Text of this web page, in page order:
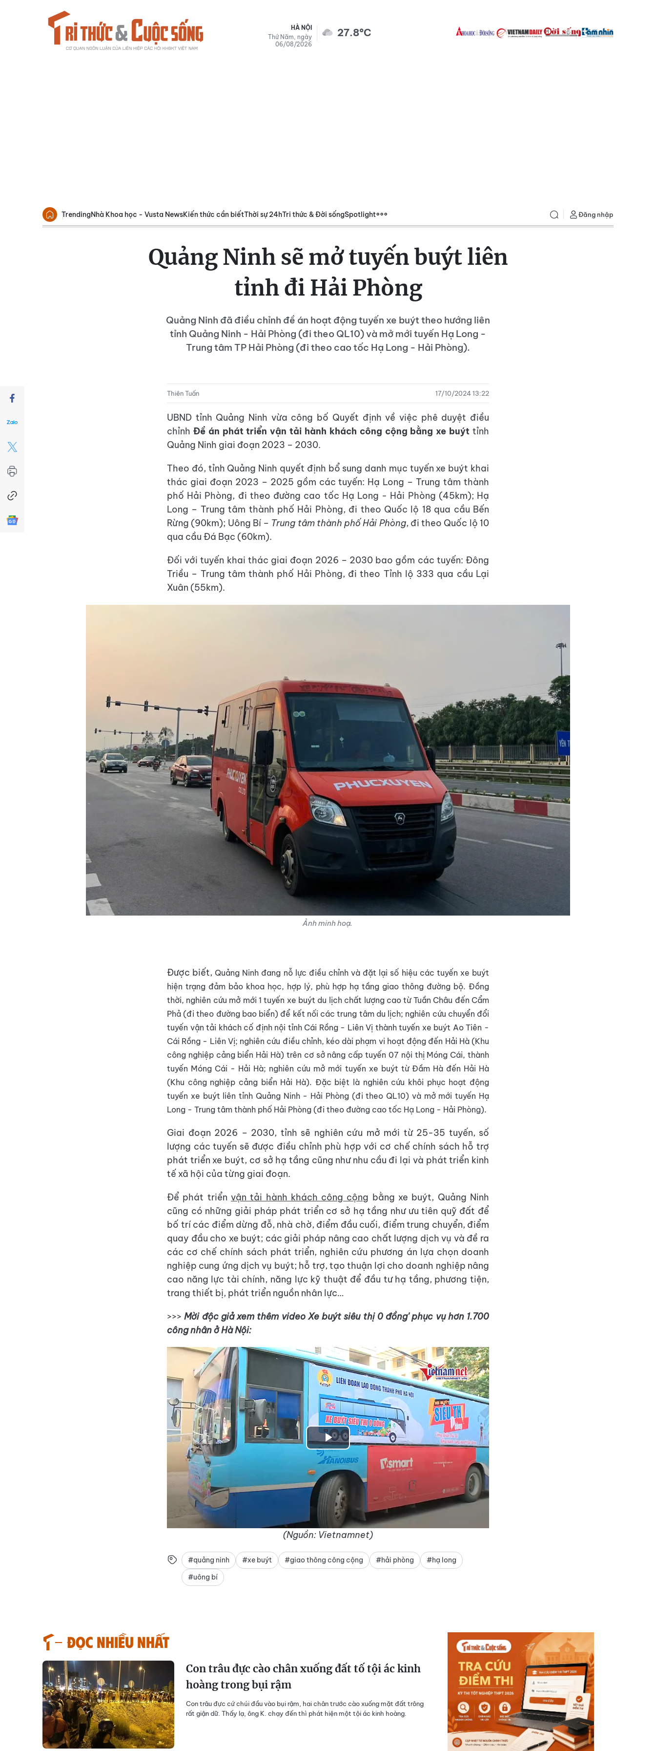
HÀ NỘI
Thứ Năm, ngày
06/08/2026
27.8°C
TrendingNhà Khoa học - Vusta NewsKiến thức cần biếtThời sự 24hTri thức & Đời sốngSpotlight Đăng nhập
Quảng Ninh sẽ mở tuyến buýt liên
tỉnh đi Hải Phòng
Quảng Ninh đã điều chỉnh đề án hoạt động tuyến xe buýt theo hướng liên
tỉnh Quảng Ninh - Hải Phòng (đi theo QL10) và mở mới tuyến Hạ Long -
Trung tâm TP Hải Phòng (đi theo cao tốc Hạ Long - Hải Phòng).
Thiên Tuấn 17/10/2024 13:22
UBND tỉnh Quảng Ninh vừa công bố Quyết định về việc phê duyệt điều
chỉnh Đề án phát triển vận tải hành khách công cộng bằng xe buýt tỉnh
Quảng Ninh giai đoạn 2023 – 2030.
Theo đó, tỉnh Quảng Ninh quyết định bổ sung danh mục tuyến xe buýt khai
thác giai đoạn 2023 – 2025 gồm các tuyến: Hạ Long – Trung tâm thành
phố Hải Phòng, đi theo đường cao tốc Hạ Long - Hải Phòng (45km); Hạ
Long – Trung tâm thành phố Hải Phòng, đi theo Quốc lộ 18 qua cầu Bến
Rừng (90km); Uông Bí – Trung tâm thành phố Hải Phòng, đi theo Quốc lộ 10
qua cầu Đá Bạc (60km).
Đối với tuyến khai thác giai đoạn 2026 – 2030 bao gồm các tuyến: Đông
Triều – Trung tâm thành phố Hải Phòng, đi theo Tỉnh lộ 333 qua cầu Lại
Xuân (55km).
Ảnh minh hoạ.
Được biết, Quảng Ninh đang nỗ lực điều chỉnh và đặt lại số hiệu các tuyến xe buýt
hiện trạng đảm bảo khoa học, hợp lý, phù hợp hạ tầng giao thông đường bộ. Đồng
thời, nghiên cứu mở mới 1 tuyến xe buýt du lịch chất lượng cao từ Tuần Châu đến Cẩm
Phả (đi theo đường bao biển) để kết nối các trung tâm du lịch; nghiên cứu chuyển đổi
tuyến vận tải khách cố định nội tỉnh Cái Rồng - Liên Vị thành tuyến xe buýt Ao Tiên -
Cái Rồng - Liên Vị; nghiên cứu điều chỉnh, kéo dài phạm vi hoạt động đến Hải Hà (Khu
công nghiệp cảng biển Hải Hà) trên cơ sở nâng cấp tuyến 07 nội thị Móng Cái, thành
tuyến Móng Cái - Hải Hà; nghiên cứu mở mới tuyến xe buýt từ Đầm Hà đến Hải Hà
(Khu công nghiệp cảng biển Hải Hà). Đặc biệt là nghiên cứu khôi phục hoạt động
tuyến xe buýt liên tỉnh Quảng Ninh - Hải Phòng (đi theo QL10) và mở mới tuyến Hạ
Long - Trung tâm thành phố Hải Phòng (đi theo đường cao tốc Hạ Long - Hải Phòng).
Giai đoạn 2026 – 2030, tỉnh sẽ nghiên cứu mở mới từ 25-35 tuyến, số
lượng các tuyến sẽ được điều chỉnh phù hợp với cơ chế chính sách hỗ trợ
phát triển xe buýt, cơ sở hạ tầng cũng như nhu cầu đi lại và phát triển kinh
tế xã hội của từng giai đoạn.
Để phát triển vận tải hành khách công cộng bằng xe buýt, Quảng Ninh
cũng có những giải pháp phát triển cơ sở hạ tầng như ưu tiên quỹ đất để
bố trí các điểm dừng đỗ, nhà chờ, điểm đầu cuối, điểm trung chuyển, điểm
quay đầu cho xe buýt; các giải pháp nâng cao chất lượng dịch vụ và đề ra
các cơ chế chính sách phát triển, nghiên cứu phương án lựa chọn doanh
nghiệp cung ứng dịch vụ buýt; hỗ trợ, tạo thuận lợi cho doanh nghiệp nâng
cao năng lực tài chính, năng lực kỹ thuật để đầu tư hạ tầng, phương tiện,
trang thiết bị, phát triển nguồn nhân lực…
>>> Mời độc giả xem thêm video Xe buýt siêu thị 0 đồng' phục vụ hơn 1.700
công nhân ở Hà Nội:
Play
Video
(Nguồn: Vietnamnet)
#quảng ninh #xe buýt #giao thông công cộng #hải phòng
#hạ long
#uông bí
Đọc nhiều nhất
Con trâu đực cào chân xuống đất tố tội ác kinh
hoàng trong bụi rậm
Con trâu đực cứ chúi đầu vào bụi rậm, hai chân trước cào xuống mặt đất trông
rất giận dữ. Thấy lạ, ông K. chạy đến thì phát hiện một tội ác kinh hoàng.